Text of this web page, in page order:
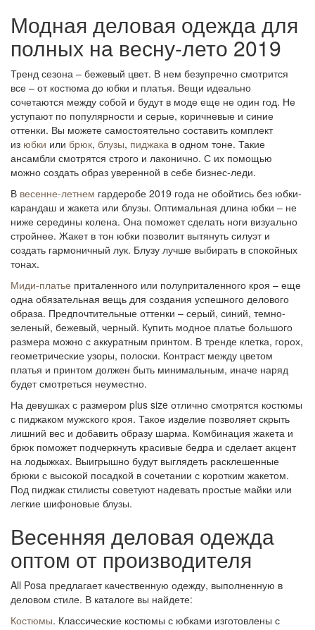
Модная деловая одежда для
полных на весну-лето 2019
Тренд сезона – бежевый цвет. В нем безупречно смотрится
все – от костюма до юбки и платья. Вещи идеально
сочетаются между собой и будут в моде еще не один год. Не
уступают по популярности и серые, коричневые и синие
оттенки. Вы можете самостоятельно составить комплект
из юбки или брюк, блузы, пиджака в одном тоне. Такие
ансамбли смотрятся строго и лаконично. С их помощью
можно создать образ уверенной в себе бизнес-леди.
В весенне-летнем гардеробе 2019 года не обойтись без юбки-
карандаш и жакета или блузы. Оптимальная длина юбки – не
ниже середины колена. Она поможет сделать ноги визуально
стройнее. Жакет в тон юбки позволит вытянуть силуэт и
создать гармоничный лук. Блузу лучше выбирать в спокойных
тонах.
Миди-платье приталенного или полуприталенного кроя – еще
одна обязательная вещь для создания успешного делового
образа. Предпочтительные оттенки – серый, синий, темно-
зеленый, бежевый, черный. Купить модное платье большого
размера можно с аккуратным принтом. В тренде клетка, горох,
геометрические узоры, полоски. Контраст между цветом
платья и принтом должен быть минимальным, иначе наряд
будет смотреться неуместно.
На девушках с размером plus size отлично смотрятся костюмы
с пиджаком мужского кроя. Такое изделие позволяет скрыть
лишний вес и добавить образу шарма. Комбинация жакета и
брюк поможет подчеркнуть красивые бедра и сделает акцент
на лодыжках. Выигрышно будут выглядеть расклешенные
брюки с высокой посадкой в сочетании с коротким жакетом.
Под пиджак стилисты советуют надевать простые майки или
легкие шифоновые блузы.
Весенняя деловая одежда
оптом от производителя
All Posa предлагает качественную одежду, выполненную в
деловом стиле. В каталоге вы найдете:
Костюмы. Классические костюмы с юбками изготовлены с